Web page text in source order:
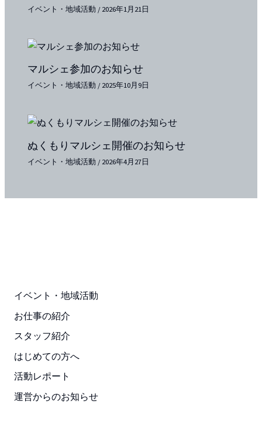
イベント・地域活動 /2026年1月21日
マルシェ参加のお知らせ
イベント・地域活動 /2025年10月9日
ぬくもりマルシェ開催のお知らせ
イベント・地域活動 /2026年4月27日
イベント・地域活動
お仕事の紹介
スタッフ紹介
はじめての方へ
活動レポート
運営からのお知らせ